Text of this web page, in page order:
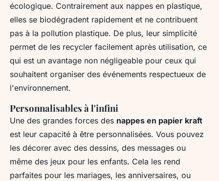
écologique. Contrairement aux nappes en plastique,
elles se biodégradent rapidement et ne contribuent
pas à la pollution plastique. De plus, leur simplicité
permet de les recycler facilement après utilisation, ce
qui est un avantage non négligeable pour ceux qui
souhaitent organiser des événements respectueux de
l'environnement.
Personnalisables à l'infini
Une des grandes forces des nappes en papier kraft
est leur capacité à être personnalisées. Vous pouvez
les décorer avec des dessins, des messages ou
même des jeux pour les enfants. Cela les rend
parfaites pour les mariages, les anniversaires, ou